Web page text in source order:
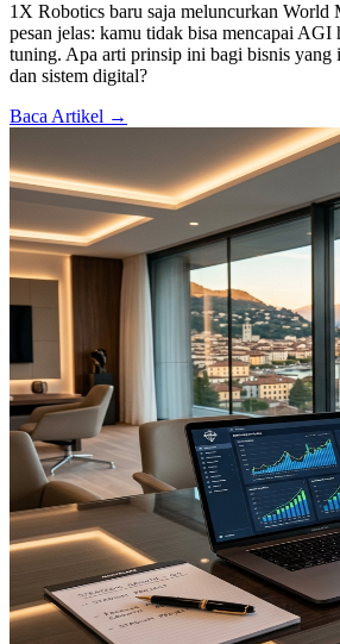
1X Robotics baru saja meluncurkan World
pesan jelas: kamu tidak bisa mencapai AGI
tuning. Apa arti prinsip ini bagi bisnis yang
dan sistem digital?
Baca Artikel →